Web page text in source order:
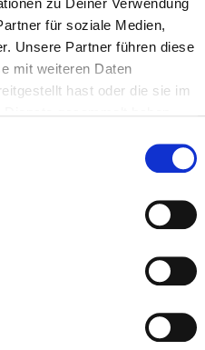
für soziale Medien,
Unsere Partner führen diese
mit weiteren Daten
hast oder die sie im
0,66 - 1,00 M